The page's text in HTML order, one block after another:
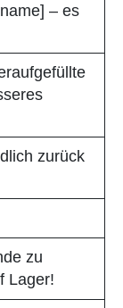
– es
zurück
zu
Lager!